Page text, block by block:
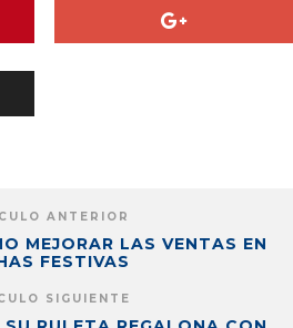
ANTERIOR
MEJORAR LAS VENTAS EN
FESTIVAS
SIGUIENTE